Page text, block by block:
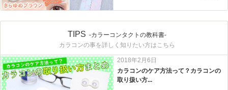
TIPS -カラーコンタクトの教科書-
カラコンの事を詳しく知りたい方はこちら
2018年2月6日
カラコンのケア方法って？カラコンの
取り扱い方...